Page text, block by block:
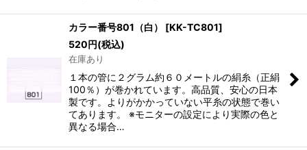
カラー番号801（白） [KK-TC801]
520円(税込)
在庫あり
１本の管に２グラム約６０メートルの絹糸（正絹
100％）が巻かれています。高品質、安心の日本
製です。よりがかかっていない平糸の状態で巻い
てあります。 ※モニターの設定により実際の色と
異なる場合…